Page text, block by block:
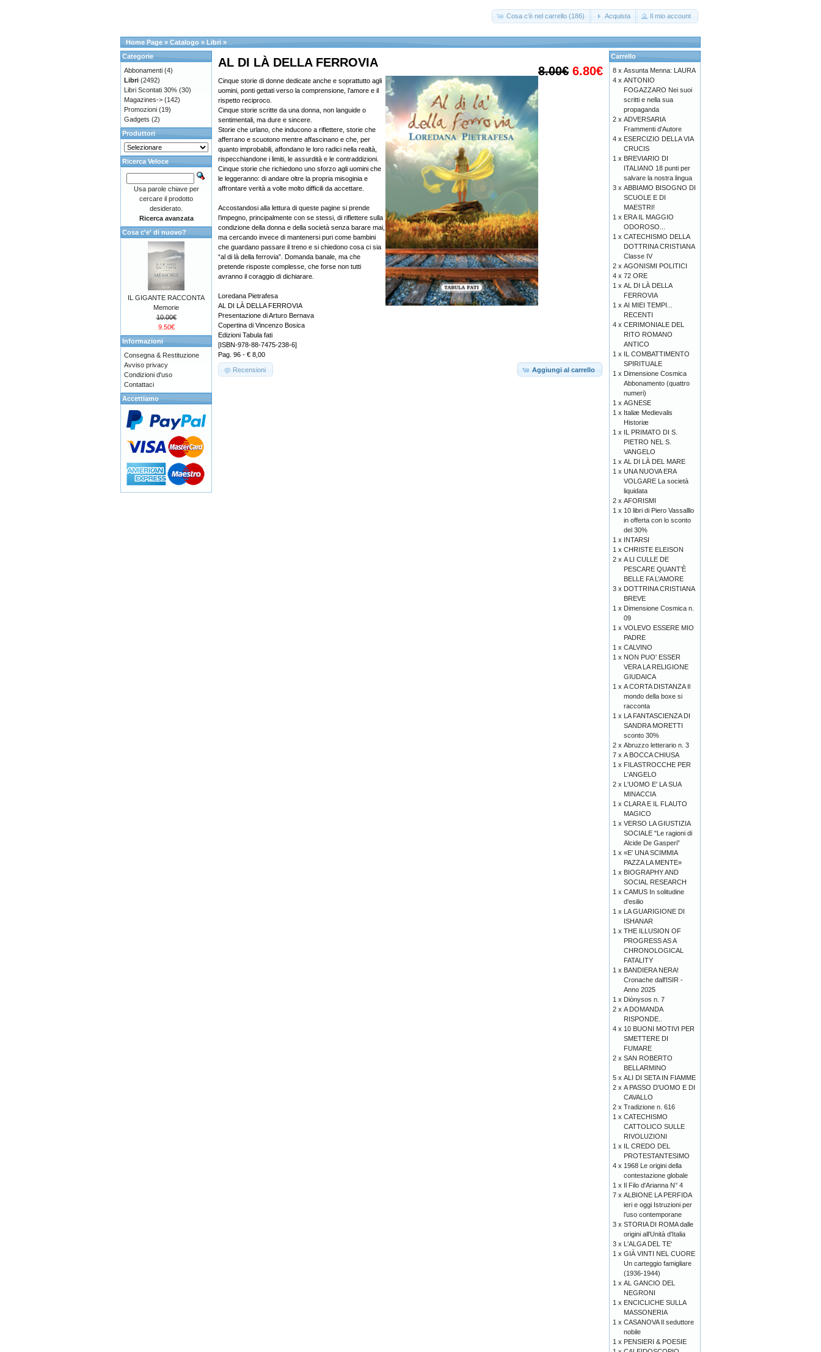
Cosa c'è nel carrello (186) Acquista Il mio account
Home Page » Catalogo » Libri »
8.00€ 6.80€
AL DI LÀ DELLA FERROVIA
Cinque storie di donne dedicate anche e soprattutto agli
uomini, ponti gettati verso la comprensione, l’amore e il
rispetto reciproco.
Cinque storie scritte da una donna, non languide o
sentimentali, ma dure e sincere.
Storie che urlano, che inducono a riflettere, storie che
afferrano e scuotono mentre affascinano e che, per
quanto improbabili, affondano le loro radici nella realtà,
rispecchiandone i limiti, le assurdità e le contraddizioni.
Cinque storie che richiedono uno sforzo agli uomini che
le leggeranno: di andare oltre la propria misoginia e
affrontare verità a volte molto difficili da accettare.
Accostandosi alla lettura di queste pagine si prende
l’impegno, principalmente con se stessi, di riflettere sulla
condizione della donna e della società senza barare mai,
ma cercando invece di mantenersi puri come bambini
che guardano passare il treno e si chiedono cosa ci sia
“al di là della ferrovia”. Domanda banale, ma che
pretende risposte complesse, che forse non tutti
avranno il coraggio di dichiarare.
Loredana Pietrafesa
AL DI LÀ DELLA FERROVIA
Presentazione di Arturo Bernava
Copertina di Vincenzo Bosica
Edizioni Tabula fati
[ISBN-978-88-7475-238-6]
Pag. 96 - € 8,00
Aggiungi al carrello
Recensioni
Categorie
Abbonamenti (4)
Libri (2492)
Libri Scontati 30% (30)
Magazines-> (142)
Promozioni (19)
Gadgets (2)
Produttori
Ricerca Veloce
Usa parole chiave per
cercare il prodotto
desiderato.
Ricerca avanzata
Cosa c'e' di nuovo?
IL GIGANTE RACCONTA
Memorie
10.00€
9.50€
Informazioni
Consegna & Restituzione
Avviso privacy
Condizioni d'uso
Contattaci
Accettiamo
Carrello
8 x Assunta Menna: LAURA
4 x ANTONIO
FOGAZZARO Nei suoi
scritti e nella sua
propaganda
2 x ADVERSARIA
Frammenti d'Autore
4 x ESERCIZIO DELLA VIA
CRUCIS
1 x BREVIARIO DI
ITALIANO 18 punti per
salvare la nostra lingua
3 x ABBIAMO BISOGNO DI
SCUOLE E DI
MAESTRI!
1 x ERA IL MAGGIO
ODOROSO...
1 x CATECHISMO DELLA
DOTTRINA CRISTIANA
Classe IV
2 x AGONISMI POLITICI
4 x 72 ORE
1 x AL DI LÀ DELLA
FERROVIA
1 x AI MIEI TEMPI...
RECENTI
4 x CERIMONIALE DEL
RITO ROMANO
ANTICO
1 x IL COMBATTIMENTO
SPIRITUALE
1 x Dimensione Cosmica
Abbonamento (quattro
numeri)
1 x AGNESE
1 x Italiæ Medievalis
Historiæ
1 x IL PRIMATO DI S.
PIETRO NEL S.
VANGELO
1 x AL DI LÀ DEL MARE
1 x UNA NUOVA ERA
VOLGARE La società
liquidata
2 x AFORISMI
1 x 10 libri di Piero Vassalllo
in offerta con lo sconto
del 30%
1 x INTARSI
1 x CHRISTE ELEISON
2 x A LI CULLE DE
PESCARE QUANT’È
BELLE FA L’AMORE
3 x DOTTRINA CRISTIANA
BREVE
1 x Dimensione Cosmica n.
09
1 x VOLEVO ESSERE MIO
PADRE
1 x CALVINO
1 x NON PUO' ESSER
VERA LA RELIGIONE
GIUDAICA
1 x A CORTA DISTANZA Il
mondo della boxe si
racconta
1 x LA FANTASCIENZA DI
SANDRA MORETTI
sconto 30%
2 x Abruzzo letterario n. 3
7 x A BOCCA CHIUSA
1 x FILASTROCCHE PER
L'ANGELO
2 x L'UOMO E' LA SUA
MINACCIA
1 x CLARA E IL FLAUTO
MAGICO
1 x VERSO LA GIUSTIZIA
SOCIALE "Le ragioni di
Alcide De Gasperi”
1 x «E' UNA SCIMMIA
PAZZA LA MENTE»
1 x BIOGRAPHY AND
SOCIAL RESEARCH
1 x CAMUS In solitudine
d'esilio
1 x LA GUARIGIONE DI
ISHANAR
1 x THE ILLUSION OF
PROGRESS AS A
CHRONOLOGICAL
FATALITY
1 x BANDIERA NERA!
Cronache dall'ISIR -
Anno 2025
1 x Diònysos n. 7
2 x A DOMANDA
RISPONDE..
4 x 10 BUONI MOTIVI PER
SMETTERE DI
FUMARE
2 x SAN ROBERTO
BELLARMINO
5 x ALI DI SETA IN FIAMME
2 x A PASSO D'UOMO E DI
CAVALLO
2 x Tradizione n. 616
1 x CATECHISMO
CATTOLICO SULLE
RIVOLUZIONI
1 x IL CREDO DEL
PROTESTANTESIMO
4 x 1968 Le origini della
contestazione globale
1 x Il Filo d'Arianna N° 4
7 x ALBIONE LA PERFIDA
ieri e oggi Istruzioni per
l’uso contemporane
3 x STORIA DI ROMA dalle
origini all'Unità d'Italia
3 x L'ALGA DEL TE'
1 x GIÀ VINTI NEL CUORE
Un carteggio famigliare
(1936-1944)
1 x AL GANCIO DEL
NEGRONI
1 x ENCICLICHE SULLA
MASSONERIA
1 x CASANOVA Il seduttore
nobile
1 x PENSIERI & POESIE